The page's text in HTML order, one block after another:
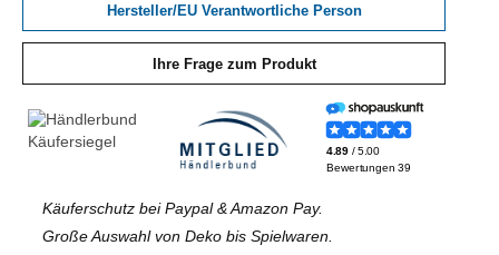
Hersteller/EU Verantwortliche Person
Ihre Frage zum Produkt
Käuferschutz bei Paypal & Amazon Pay.
Große Auswahl von Deko bis Spielwaren.